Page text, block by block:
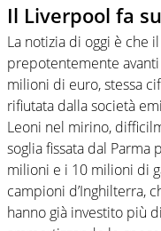
Il Liverpool fa
La notizia di oggi è che il
prepotentemente
milioni di euro, stessa
rifiutata dalla società
Leoni nel mirino,
soglia fissata dal
milioni e i 10 milioni di
campioni d’Inghilterra,
hanno già investito più di